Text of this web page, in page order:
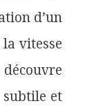
d’un
vitesse
subtile et